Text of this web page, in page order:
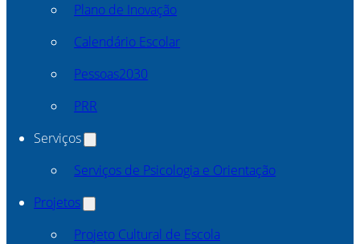
Plano de Inovação
Calendário Escolar
Pessoas2030
PRR
Serviços
Serviços de Psicologia e Orientação
Projetos
Projeto Cultural de Escola